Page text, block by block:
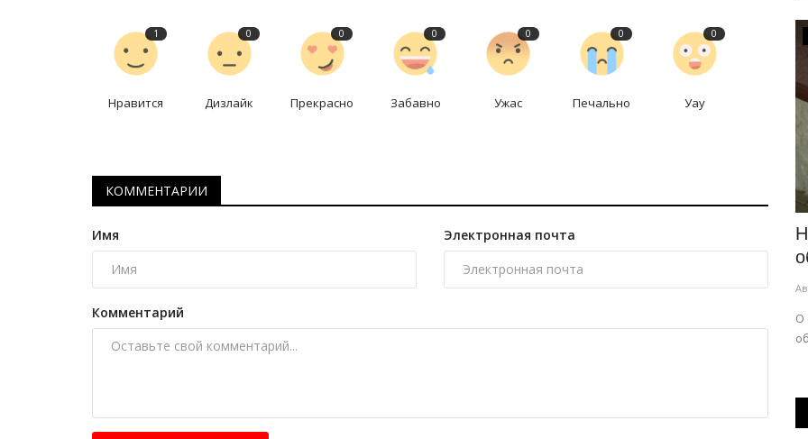
1
Нравится
0
Дизлайк
0
Прекрасно
0
Забавно
0
Ужас
0
Печально
0
Уау
КОММЕНТАРИИ
Имя Электронная почта
Комментарий
Павлодарские истории
DALA INK: павлодарский тату-мастер
отправляется в тур по...
Февр 14, 2026 0 1471
Адиль Шаймурат готовит авторский тату-тур по
девяти городам Казахстана и ближнего...
РАЗВЛЕЧЕНИЯ
Какой дресс-код посоветовали
павлодарцам к ретро-фестивалю...
Авг 6, 2026 0 125
О